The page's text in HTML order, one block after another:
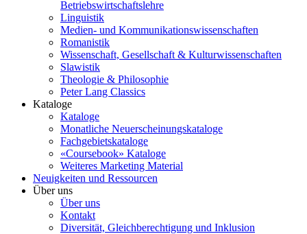
Betriebswirtschaftslehre
Linguistik
Medien- und Kommunikationswissenschaften
Romanistik
Wissenschaft, Gesellschaft & Kulturwissenschaften
Slawistik
Theologie & Philosophie
Peter Lang Classics
Kataloge
Kataloge
Monatliche Neuerscheinungskataloge
Fachgebietskataloge
«Coursebook» Kataloge
Weiteres Marketing Material
Neuigkeiten und Ressourcen
Über uns
Über uns
Kontakt
Diversität, Gleichberechtigung und Inklusion